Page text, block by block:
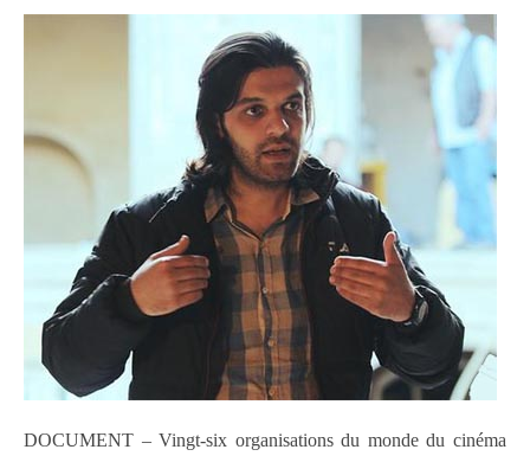
DOCUMENT – Vingt-six organisations du monde du cinéma